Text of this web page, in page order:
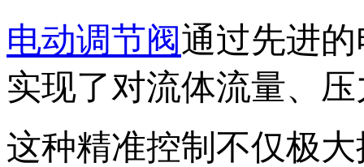
电动调节阀通过先进
实现了对流体流量、
这种精准控制不仅极